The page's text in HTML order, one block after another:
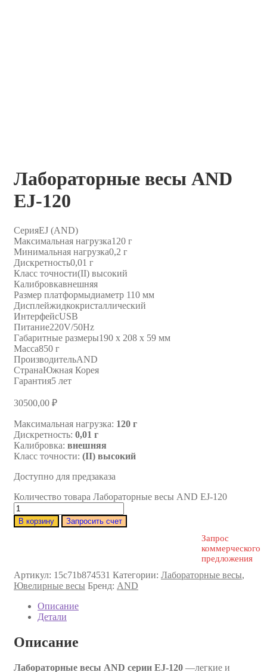
Лабораторные весы AND
EJ-120
СерияEJ (AND)
Максимальная нагрузка120 г
Минимальная нагрузка0,2 г
Дискретность0,01 г
Класс точности(II) высокий
Калибровкавнешняя
Размер платформыдиаметр 110 мм
Дисплейжидкокристаллический
ИнтерфейсUSB
Питание220V/50Hz
Габаритные размеры190 х 208 х 59 мм
Масса850 г
ПроизводительAND
СтранаЮжная Корея
Гарантия5 лет
30500,00 ₽
Максимальная нагрузка: 120 г
Дискретность: 0,01 г
Калибровка: внешняя
Класс точности: (II) высокий
Доступно для предзаказа
Количество товара Лабораторные весы AND EJ-120
В корзину Запросить счет
Запрос
коммерческого
предложения
Артикул: 15c71b874531 Категории: Лабораторные весы,
Ювелирные весы Бренд: AND
Описание
Детали
Описание
Лабораторные весы AND серии EJ-120 —легкие и